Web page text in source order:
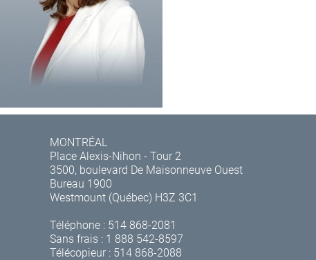
MONTRÉAL
Place Alexis-Nihon - Tour 2
3500, boulevard De Maisonneuve Ouest
Bureau 1900
Westmount (Québec) H3Z 3C1
Téléphone : 514 868-2081
Sans frais : 1 888 542-8597
Télécopieur : 514 868-2088